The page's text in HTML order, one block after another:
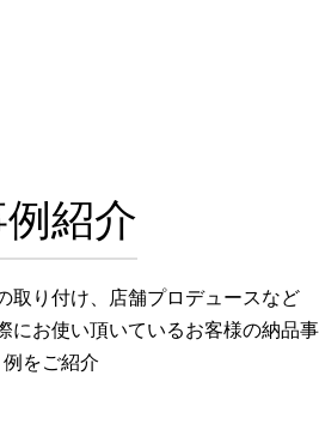
紹介
取り付け、店舗プロデュースなど
にお使い頂いているお客様の納品事
例をご紹介